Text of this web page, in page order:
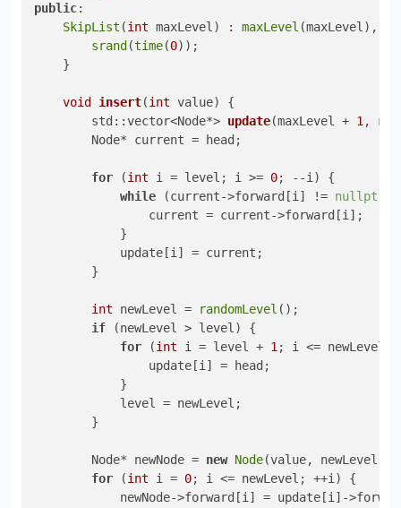
public:
SkipList (int maxLevel) : maxLevel (maxLevel),
srand (time(0));
}
void insert(int value)
{
std::vector<Node*> update(maxLevel + 1 ,
Node* current = head;
for (int i = level; i >= 0; --i) {
while (current->forward[i] != nullptr
current = current->forward[i];
}
update[i] = current;
}
int newLevel = randomLevel ();
if (newLevel > level) {
for (int i = level + 1 ; i <=
update[i] = head;
}
level = newLevel;
}
Node* newNode = new Node(value, newLevel);
for (int i = 0; i <= newLevel; ++i) {
newNode->forward[i] = update[i]-